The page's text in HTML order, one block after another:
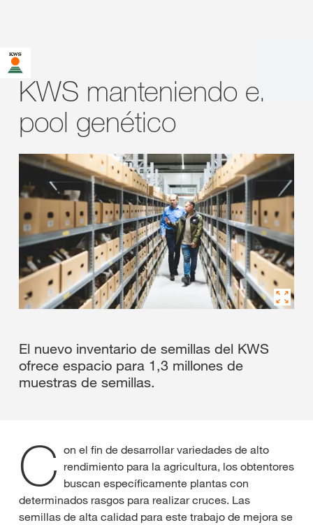
KWS manteniendo el
pool genético
El nuevo inventario de semillas del KWS
ofrece espacio para 1,3 millones de
muestras de semillas.
C on el fin de desarrollar variedades de alto
rendimiento para la agricultura, los obtentores
buscan específicamente plantas con
determinados rasgos para realizar cruces. Las
semillas de alta calidad para este trabajo de mejora se